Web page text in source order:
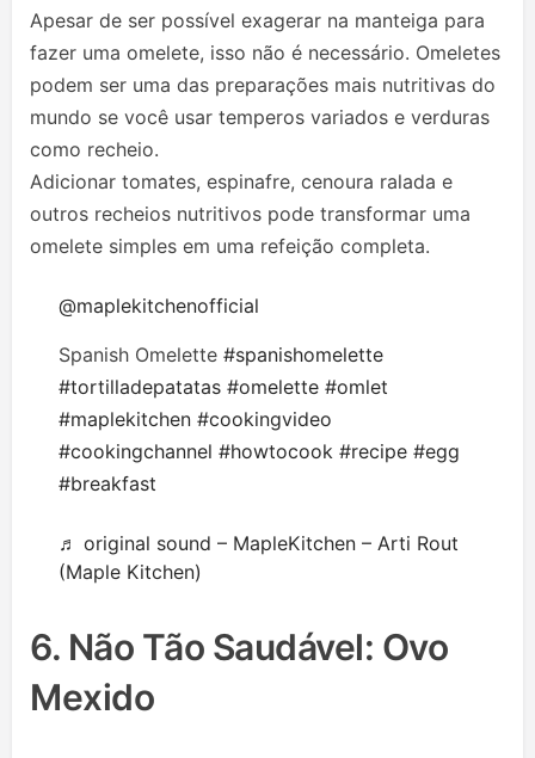
Apesar de ser possível exagerar na manteiga para
fazer uma omelete, isso não é necessário. Omeletes
podem ser uma das preparações mais nutritivas do
mundo se você usar temperos variados e verduras
como recheio.
Adicionar tomates, espinafre, cenoura ralada e
outros recheios nutritivos pode transformar uma
omelete simples em uma refeição completa.
@maplekitchenofficial
Spanish Omelette #spanishomelette
#tortilladepatatas #omelette #omlet
#maplekitchen #cookingvideo
#cookingchannel #howtocook #recipe #egg
#breakfast
♬ original sound – MapleKitchen – Arti Rout
(Maple Kitchen)
6. Não Tão Saudável: Ovo
Mexido